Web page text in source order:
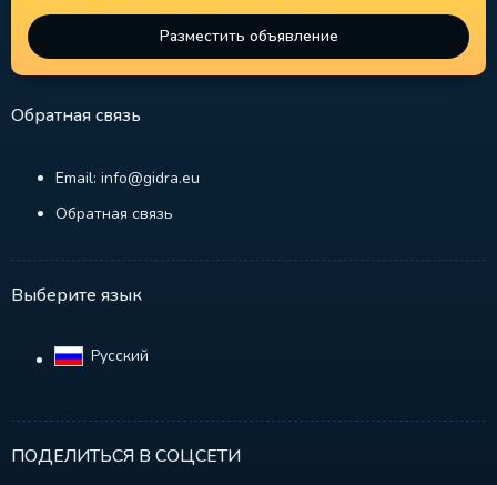
Разместить объявление
Обратная связь
Email: info@gidra.eu
Обратная связь
Выберите язык
Русский‎
ПОДЕЛИТЬСЯ В СОЦСЕТИ